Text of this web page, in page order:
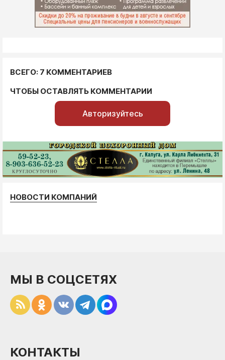
ВСЕГО: 7 КОММЕНТАРИЕВ
ЧТОБЫ ОСТАВЛЯТЬ КОММЕНТАРИИ
Авторизуйтесь
НОВОСТИ КОМПАНИЙ
МЫ В СОЦСЕТЯХ
КОНТАКТЫ